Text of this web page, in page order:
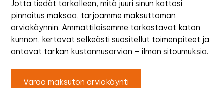
Jotta tiedät tarkalleen, mitä juuri sinun kattosi
pinnoitus maksaa, tarjoamme maksuttoman
arviokäynnin. Ammattilaisemme tarkastavat katon
kunnon, kertovat selkeästi suositellut toimenpiteet ja
antavat tarkan kustannusarvion – ilman sitoumuksia.
Varaa maksuton arviokäynti